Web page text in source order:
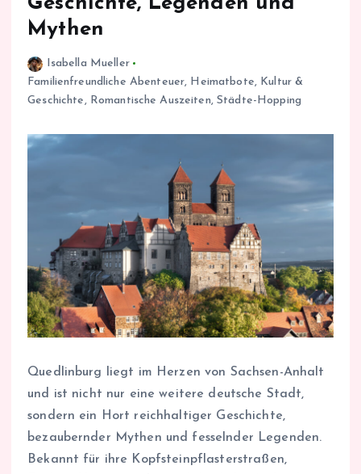
Mythen
Isabella Mueller
Familienfreundliche Abenteuer, Heimatbote, Kultur &
Geschichte, Romantische Auszeiten,Städte-Hopping
Quedlinburg liegt im Herzen von Sachsen-Anhalt
und ist nicht nur eine weitere deutsche Stadt,
sondern ein Hort reichhaltiger Geschichte,
bezaubernder Mythen und fesselnder Legenden.
Bekannt für ihre Kopfsteinpflasterstraßen,